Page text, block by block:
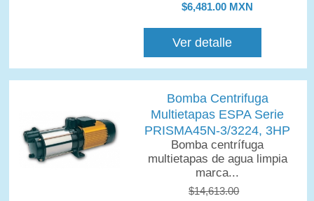
$6,481.00 MXN
Ver detalle
Bomba Centrifuga
Multietapas ESPA Serie
PRISMA45N-3/3224, 3HP
Bomba centrífuga
multietapas de agua limpia
marca...
$14,613.00